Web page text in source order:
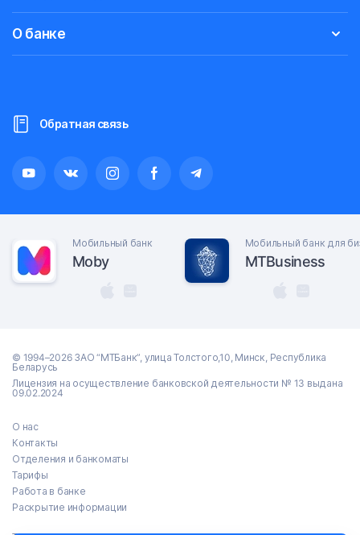
О банке
Обратная связь
Мобильный банк
Moby
Мобильный банк для
MTBusiness
© 1994–2026 ЗАО “МТБанк”, улица Толстого,10, Минск, Республика
Беларусь
Лицензия на осуществление банковской деятельности № 13 выдана
09.02.2024
О нас
Контакты
Отделения и банкоматы
Тарифы
Работа в банке
Раскрытие информации